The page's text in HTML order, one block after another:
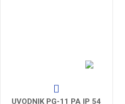
UVODNIK PG-11 PA IP 54